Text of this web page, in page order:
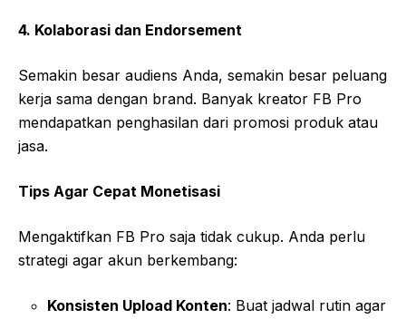
4. Kolaborasi dan Endorsement
Semakin besar audiens Anda, semakin besar peluang
kerja sama dengan brand. Banyak kreator FB Pro
mendapatkan penghasilan dari promosi produk atau
jasa.
Tips Agar Cepat Monetisasi
Mengaktifkan FB Pro saja tidak cukup. Anda perlu
strategi agar akun berkembang:
Konsisten Upload Konten: Buat jadwal rutin agar